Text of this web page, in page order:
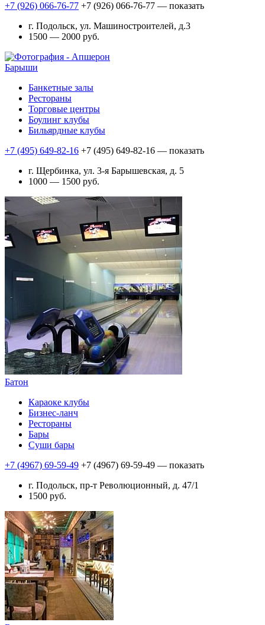
+7 (926) 066-76-77 +7 (926) 066-76-77 — показать
г. Подольск, ул. Машиностроителей, д.3
1500 — 2000 руб.
Барыши
Банкетные залы
Рестораны
Торговые центры
Боулинг клубы
Бильярдные клубы
+7 (495) 649-82-16 +7 (495) 649-82-16 — показать
г. Щербинка, ул. 3-я Барышевская, д. 5
1000 — 1500 руб.
Батон
Караоке клубы
Бизнес-ланч
Рестораны
Бары
Суши бары
+7 (4967) 69-59-49 +7 (4967) 69-59-49 — показать
г. Подольск, пр-т Революционный, д. 47/1
1500 руб.